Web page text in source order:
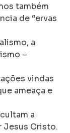
também
de “ervas
a
–
vindas
ameaça e
a
Jesus Cristo.